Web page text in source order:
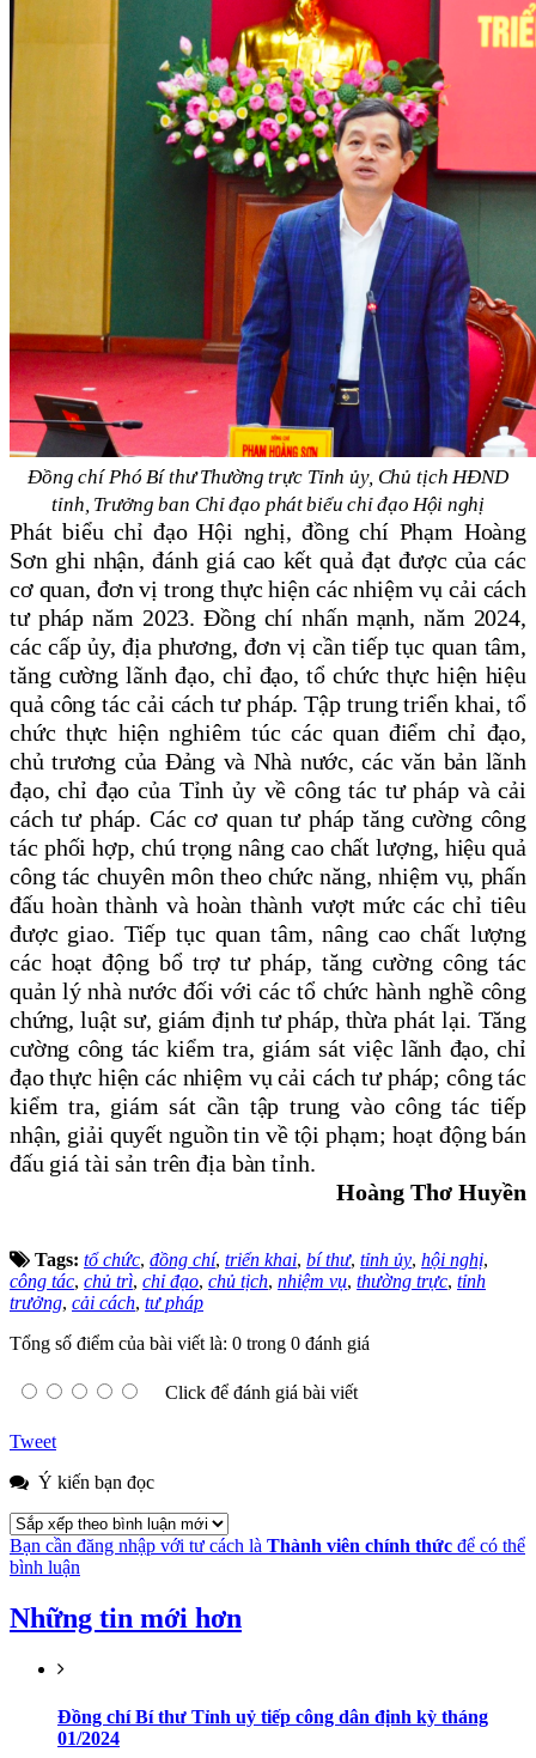
Đồng chíPhó Bí thư Thường trực Tỉnh ủy, Chủ tịchHĐND
tỉnh, Trưởng ban Chỉ đạo phát biểu chỉ đạo Hội nghị
Phát biểu chỉ đạo Hội nghị,đồng chí Phạm Hoàng
Sơn ghi nhận, đánh giá cao kết quả đạt được củacác
cơ quan, đơn vị trong thực hiện các nhiệm vụ cải cách
tư pháp năm 2023. Đồng chínhấn mạnh, năm 2024,
các cấp ủy, địa phương, đơn vị cầntiếp tục quan tâm,
tăng cường lãnh đạo, chỉ đạo, tổ chức thực hiện hiệu
quả công tác cải cách tư pháp. Tập trung triển khai, tổ
chức thực hiện nghiêm túc các quan điểm chỉ đạo,
chủ trương của Đảng và Nhà nước, các văn bản lãnh
đạo, chỉ đạo của Tỉnh ủy về công tác tư pháp và cải
cách tư pháp. Các cơ quan tư pháptăng cường công
tác phối hợp, chú trọngnâng cao chất lượng, hiệu quả
công tác chuyên môn theo chức năng, nhiệm vụ, phấn
đấu hoàn thành và hoàn thành vượt mức các chỉ tiêu
được giao. Tiếp tục quan tâm, nâng cao chất lượng
các hoạt động bổ trợ tư pháp, tăng cường công tác
quản lý nhà nước đối với các tổ chức hành nghề công
chứng, luật sư, giám định tư pháp, thừa phát lại. Tăng
cường công tác kiểm tra, giám sátviệc lãnh đạo, chỉ
đạo thực hiện các nhiệm vụ cải cách tư pháp;công tác
kiểm tra, giám sát cần tập trung vàocông tác tiếp
nhận, giải quyết nguồn tin về tội phạm; hoạt động bán
đấu giá tài sản trên địa bàn tỉnh.
Hoàng Thơ Huyền
Tags: tổ chức, đồng chí, triển khai, bí thư, tỉnh ủy, hội nghị,
công tác, chủ trì, chỉ đạo, chủ tịch, nhiệm vụ, thường trực, tỉnh
trưởng, cải cách, tư pháp
Tổng số điểm của bài viết là: 0 trong 0 đánh giá
Click để đánh giá bài viết
Tweet
Ý kiến bạn đọc
Bạn cần đăng nhập với tư cách là Thành viên chính thức để có thể
bình luận
Những tin mới hơn
Đồng chí Bí thư Tỉnh uỷ tiếp công dân định kỳ tháng
01/2024